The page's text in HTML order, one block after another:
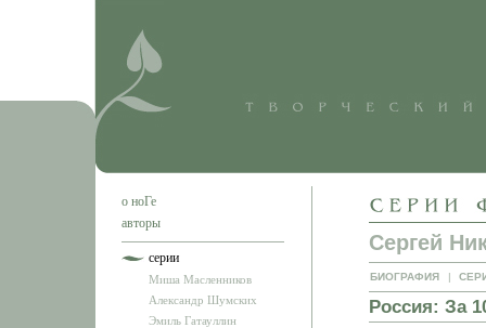
о ноГе
авторы
серии
Миша Масленников
Александр Шумских
Эмиль Гатауллин
Сергей
БИОГРАФИЯ |
Россия: За